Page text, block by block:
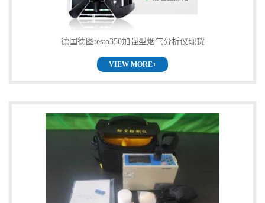
德国德图testo350加强型烟气分析仪现货
VIEW MORE+